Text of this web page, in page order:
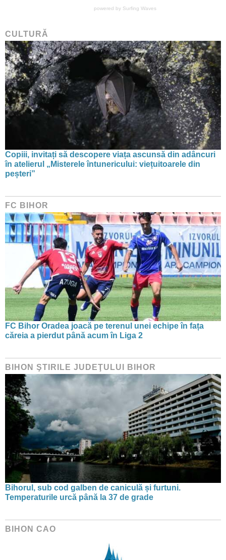
powered by Surfing Waves
CULTURĂ
Copiii, invitați să descopere viața ascunsă din adâncuri
în atelierul „Misterele întunericului: viețuitoarele din
peșteri”
FC BIHOR
FC Bihor Oradea joacă pe terenul unei echipe în fața
căreia a pierdut până acum în Liga 2
BIHON ŞTIRILE JUDEŢULUI BIHOR
Bihorul, sub cod galben de caniculă și furtuni.
Temperaturile urcă până la 37 de grade
BIHON CAO